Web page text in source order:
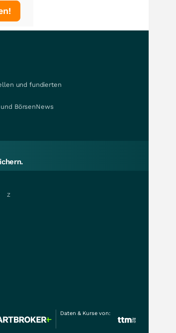
und fundierten
BörsenNews
Z
Daten & Kurse von: